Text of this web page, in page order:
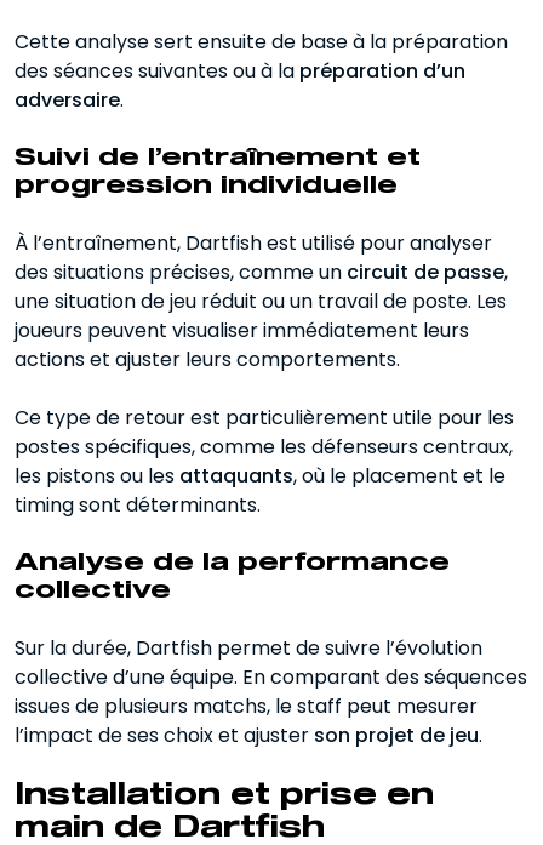
Cette analyse sert ensuite de base à la préparation
des séances suivantes ou à la préparation d’un
adversaire.
Suivi de l’entraînement et
progression individuelle
À l’entraînement, Dartfish est utilisé pour analyser
des situations précises, comme un circuit de passe,
une situation de jeu réduit ou un travail de poste. Les
joueurs peuvent visualiser immédiatement leurs
actions et ajuster leurs comportements.
Ce type de retour est particulièrement utile pour les
postes spécifiques, comme les défenseurs centraux,
les pistons ou les attaquants, où le placement et le
timing sont déterminants.
Analyse de la performance
collective
Sur la durée, Dartfish permet de suivre l’évolution
collective d’une équipe. En comparant des séquences
issues de plusieurs matchs, le staff peut mesurer
l’impact de ses choix et ajuster son projet de jeu.
Installation et prise en
main de Dartfish